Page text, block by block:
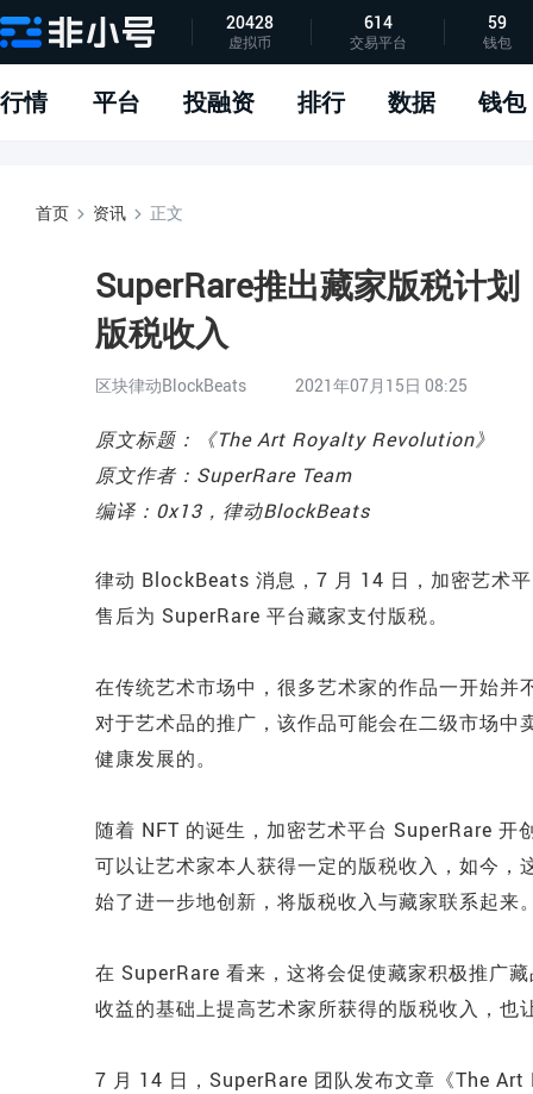
APP下载
指标说明
问题反馈
20428
虚拟币
614
交易平台
59
钱包
行情 平台 投融资 排行 数据 钱包
首页 资讯 正文
SuperRare推出藏家版税计
版税收入
区块律动BlockBeats 2021年07月15日 08:25
原文标题：《The Art Royalty Revolution》
原文作者：SuperRare Team
编译：0x13，律动BlockBeats
律动 BlockBeats 消息，7 月 14 日，加密艺术
售后为 SuperRare 平台藏家支付版税。
在传统艺术市场中，很多艺术家的作品一开始
对于艺术品的推广，该作品可能会在二级市场
健康发展的。
随着 NFT 的诞生，加密艺术平台 SuperRare 开
可以让艺术家本人获得一定的版税收入，如今
始了进一步地创新，将版税收入与藏家联系起来
在 SuperRare 看来，这将会促使藏家积极推广
收益的基础上提高艺术家所获得的版税收入，也
7 月 14 日，SuperRare 团队发布文章《The